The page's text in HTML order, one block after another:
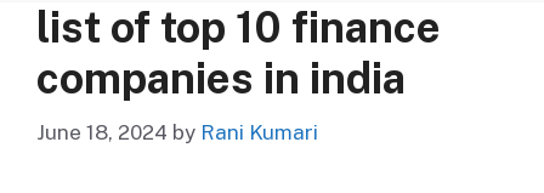
list of top 10 finance
companies in india
June 18, 2024 by Rani Kumari